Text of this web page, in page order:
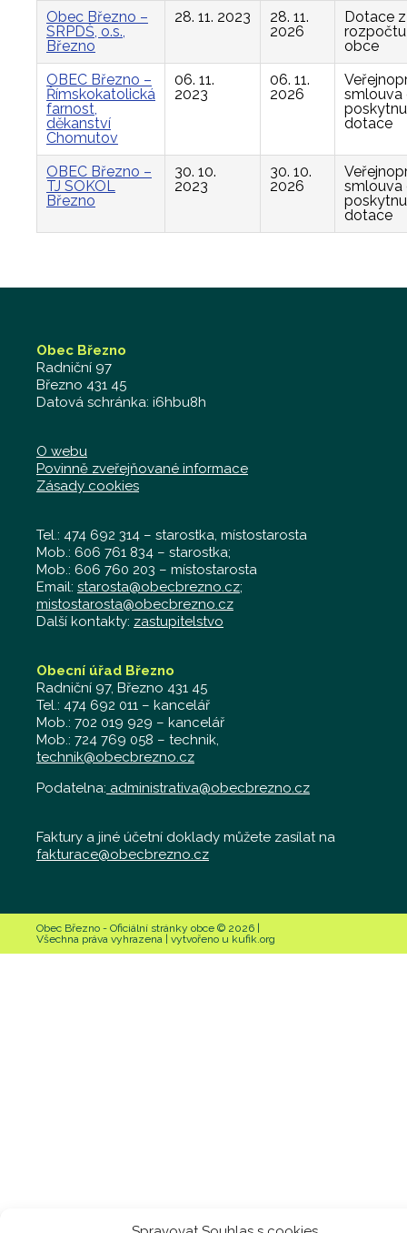
Obec Březno –
SRPDŠ, o.s.,
Březno
28. 11. 2023
28. 11.
2026
Dotace z
rozpočtu
obce
OBEC Březno –
Římskokatolická
farnost,
děkanství
Chomutov
06. 11.
2023
06. 11.
2026
smlouva
dotace
OBEC Březno –
TJ SOKOL
Březno
30. 10.
2023
30. 10.
2026
smlouva
dotace
Obec Březno
Radniční 97
Březno 431 45
Datová schránka: i6hbu8h
O webu
Povinně zveřejňované informace
Zásady cookies
Tel.: 474 692 314 – starostka, místostarosta
Mob.: 606 761 834 – starostka;
Mob.: 606 760 203 – místostarosta
Email: starosta@obecbrezno.cz;
mistostarosta@obecbrezno.cz
Další kontakty: zastupitelstvo
Obecní úřad Březno
Radniční 97, Březno 431 45
Tel.: 474 692 011 – kancelář
Mob.: 702 019 929 – kancelář
Mob.: 724 769 058 – technik,
technik@obecbrezno.cz
Podatelna: administrativa@obecbrezno.cz
Faktury a jiné účetní doklady můžete zasílat na
fakturace@obecbrezno.cz
Obec Březno - Oficiální stránky obce © 2026 |
Všechna práva vyhrazena | vytvořeno u kufik.org